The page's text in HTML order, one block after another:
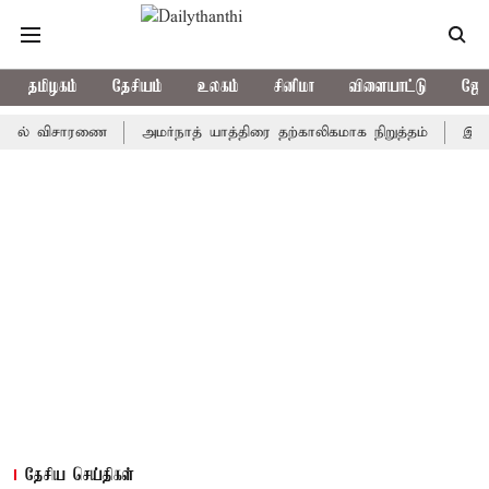
தமிழகம் தேசியம் உலகம் சினிமா விளையாட்டு
அமர்நாத் யாத்திரை தற்காலிகமாக நிறுத்தம்
தேசிய செய்திகள்